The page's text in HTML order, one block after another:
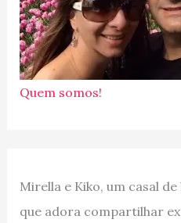
Quem somos!
Mirella e Kiko, um casal
que adora compartilhar